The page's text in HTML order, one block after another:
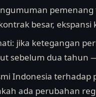
besar,
jika ketegangan
sebelum dua tahun
Indonesia
ada perubahan